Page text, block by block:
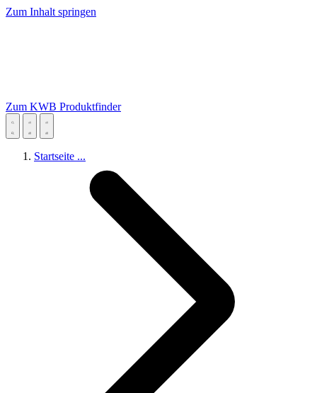
Zum Inhalt springen
Zum KWB Produktfinder
Startseite ...